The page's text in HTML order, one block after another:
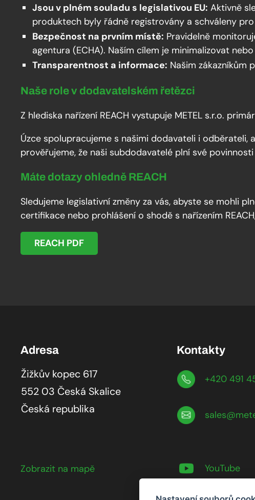
Jsou v plném souladu s legislativou EU: Aktivně
produktech byly řádně registrovány a schváleny
Bezpečnost na prvním místě: Pravidelně
agentura (ECHA). Naším cílem je minimalizovat
Transparentnost a informace: Našim zákazníkům
Naše role v dodavatelském řetězci
Z hlediska nařízení REACH vystupuje METEL s.r.o.
Úzce spolupracujeme s našimi dodavateli i
prověřujeme, že naši subdodavatelé plní své
Máte dotazy ohledně REACH
Sledujeme legislativní změny za vás, abyste se mohli
certifikace nebo prohlášení o shodě s nařízením
REACH PDF
Adresa
Žižkův kopec 617
552 03 Česká Skalice
Česká republika
Zobrazit na mapě
Kontakty
+420 491
YouTube